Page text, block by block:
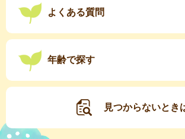
よくある質問
年齢で探す
見つからないとき